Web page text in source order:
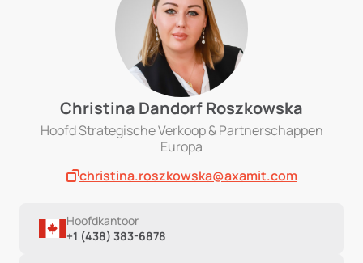
Christina Dandorf Roszkowska
Hoofd Strategische Verkoop & Partnerschappen
Europa
christina.roszkowska@axamit.com
Hoofdkantoor
+1 (438) 383-6878